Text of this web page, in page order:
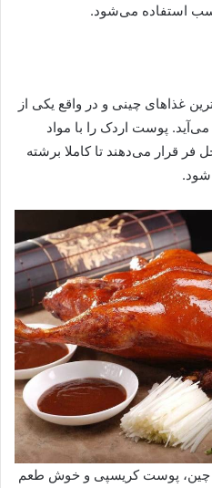
استفاده می‌شود.
غذا‌های چینی و در واقع یکی از
پوست اردک را با مواد
فر قرار می‌دهند تا کاملا برشته
چین، پوست کریسپی و خوش طعم